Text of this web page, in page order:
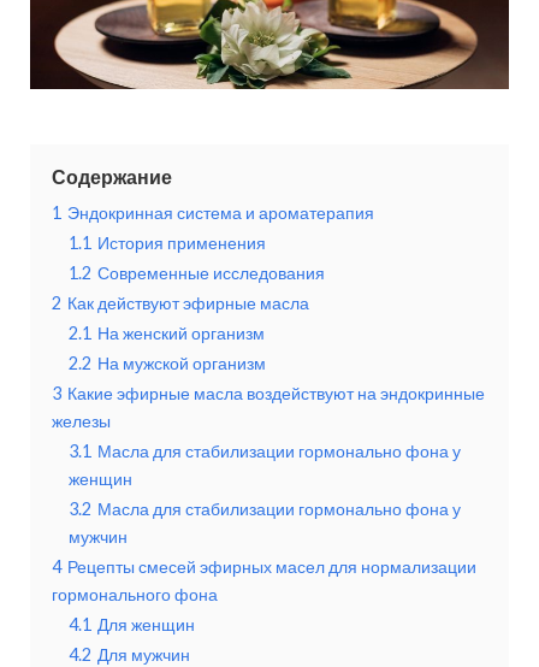
Содержание
1 Эндокринная система и ароматерапия
1.1 История применения
1.2 Современные исследования
2 Как действуют эфирные масла
2.1 На женский организм
2.2 На мужской организм
3 Какие эфирные масла воздействуют на эндокринные
железы
3.1 Масла для стабилизации гормонально фона у
женщин
3.2 Масла для стабилизации гормонально фона у
мужчин
4 Рецепты смесей эфирных масел для нормализации
гормонального фона
4.1 Для женщин
4.2 Для мужчин